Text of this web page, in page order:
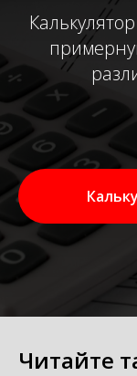
Читайте